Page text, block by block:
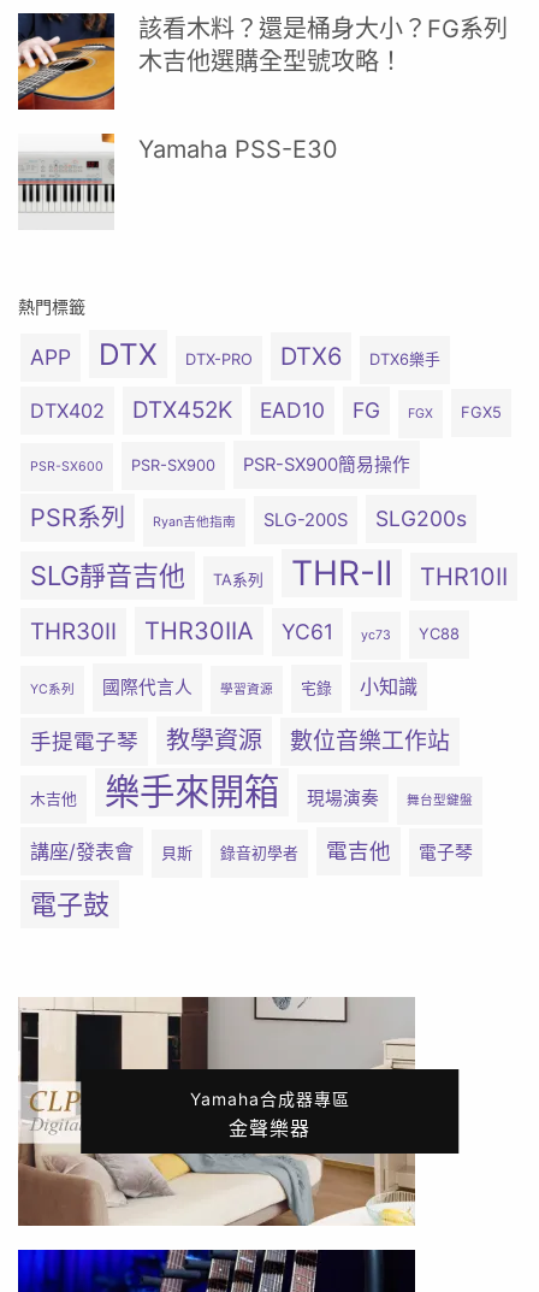
該看木料？還是桶身大小？FG系列
木吉他選購全型號攻略！
Yamaha PSS-E30
熱門標籤
APP DTX DTX-PRO DTX6 DTX6樂手
DTX402 DTX452K EAD10 FG FGX FGX5
PSR-SX600 PSR-SX900 PSR-SX900簡易操作
PSR系列 Ryan吉他指南 SLG-200S SLG200s
SLG靜音吉他 TA系列 THR-II THR10II
THR30II THR30IIA YC61 yc73 YC88
YC系列 國際代言人 學習資源 宅錄 小知識
手提電子琴 教學資源 數位音樂工作站
木吉他 樂手來開箱 現場演奏 舞台型鍵盤
講座/發表會 貝斯 錄音初學者 電吉他 電子琴
電子鼓
Yamaha合成器專區
金聲樂器